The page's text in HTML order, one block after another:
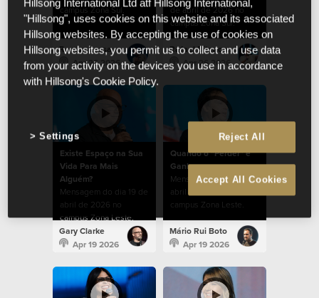
campus Zona Sul.
Ramon Lessa
Apr 26 2026
de abril de 2026 no
campus Zona Sul.
Rafael Bitencourt
Apr 26 2026
Existe Espaço na Sua
Vida Para Mais
Alguém?
Mensagem do dia 19 de
abril de 2026 no
campus Zona Leste.
Gary Clarke
Apr 19 2026
Quando o "Perder" é
Ganhar
Mensagem do dia 19 de
abril de 2026 no
campus Zona Leste.
Mário Rui Boto
Apr 19 2026
Hillsong International Ltd atf Hillsong International,
"Hillsong", uses cookies on this website and its associated
Hillsong websites. By accepting the use of cookies on
Hillsong websites, you permit us to collect and use data
from your activity on the devices you use in accordance
with Hillsong's Cookie Policy.
Reject All
Accept All Cookies
Settings